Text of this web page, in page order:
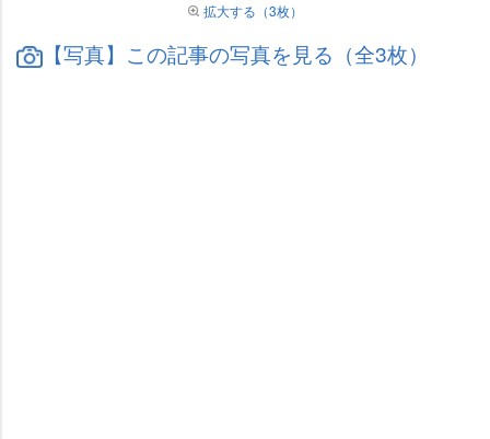
拡大する（3枚）
【写真】この記事の写真を見る（全3枚）